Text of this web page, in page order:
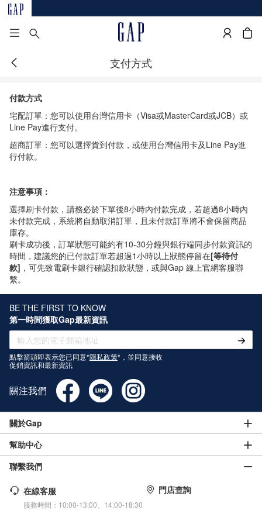
支付方式
付款方式
宅配訂單：您可以使用台灣信用卡（Visa或MasterCard或JCB）或
Line Pay進行支付。
超商訂單：您可以選擇貨到付款，或使用台灣信用卡及Line Pay進
行付款。
注意事項：
選擇刷卡付款，請務必於下單後8小時內付款完成，若超過8小時內
未付款完成，系統將自動取消訂單，且未付款訂單將不會保留商品
庫存。
刷卡成功後，訂單狀態可能約有10-30分鐘與銀行端同步付款資訊的
時間，建議您的已付款訂單若超過1小時以上狀態停留在[等待付
款] ，可先致電刷卡銀行確認扣款狀態，或與Gap 線上官網客服聯
繫。
BE THE FIRST TO KNOW
第一時間獲取Gap最新資訊
點擊箭頭即表示您已同意*隱私政策*，並同意接收
促銷資訊和最新資訊
關注我們
關於Gap
幫助中心
聯繫我們
在線客服
服務時間：10:00-13:00、14:00-18:30
門店查詢